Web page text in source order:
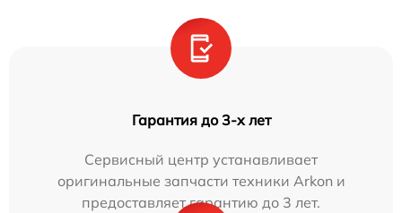
Гарантия до 3-х лет
Сервисный центр устанавливает
оригинальные запчасти техники Arkon и
предоставляет гарантию до 3 лет.